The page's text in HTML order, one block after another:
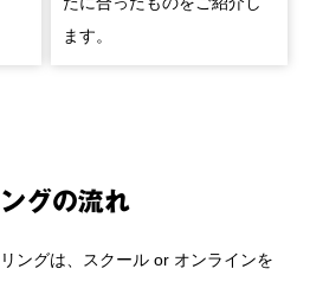
ます。
グの流れ
ングは、スクール or オンラインを